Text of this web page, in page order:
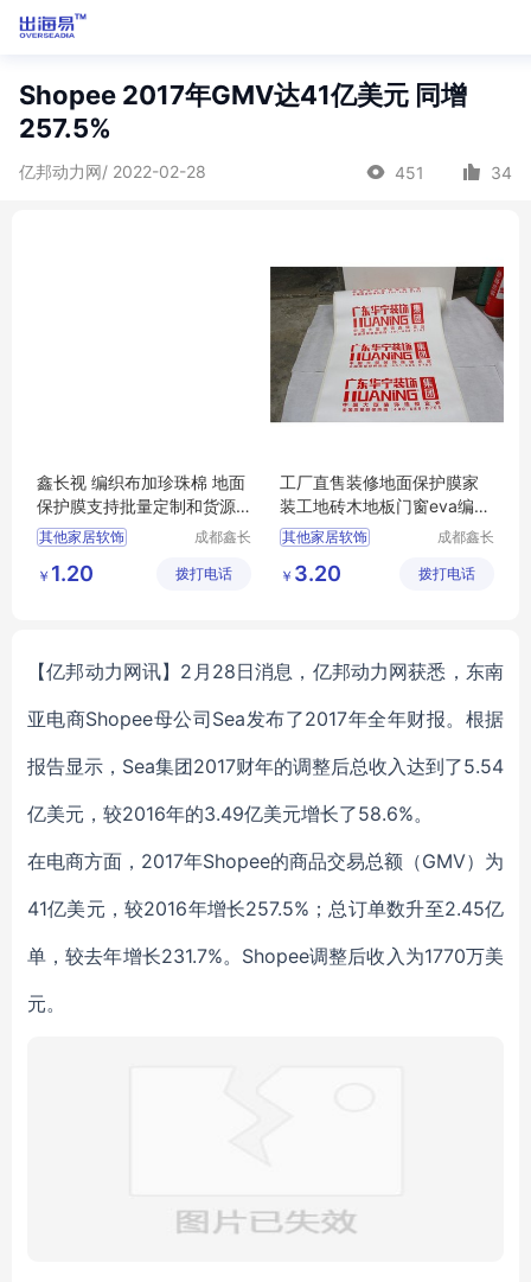
Shopee 2017年GMV达41亿美元 同增
257.5%
亿邦动力网/ 2022-02-28 451 34
鑫长视 编织布加珍珠棉 地面
保护膜支持批量定制和货源
充足
其他家居软饰
成都鑫长
料有限公
￥ 1.20 拨打电话
工厂直售装修地面保护膜家
装工地砖木地板门窗eva编织
布pvc地
其他家居软饰
成都鑫长
料有限公
￥ 3.20 拨打电话
【亿邦动力网讯】2月28日消息，亿邦动力网获悉，东南
亚电商Shopee母公司Sea发布了2017年全年财报。根据
报告显示，Sea集团2017财年的调整后总收入达到了5.54
亿美元，较2016年的3.49亿美元增长了58.6%。
在电商方面，2017年Shopee的商品交易总额（GMV）为
41亿美元，较2016年增长257.5%；总订单数升至2.45亿
单，较去年增长231.7%。Shopee调整后收入为1770万美
元。